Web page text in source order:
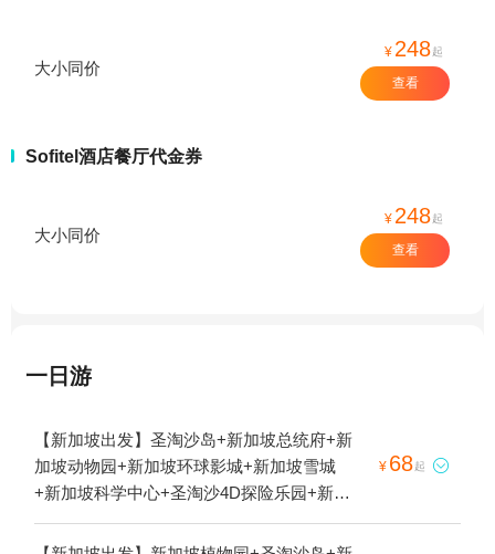
大小同价
¥ 248起
查看
Sofitel酒店餐厅代金券
大小同价
¥ 248起
查看
一日游
【新加坡出发】圣淘沙岛+新加坡总统府+新
加坡动物园+新加坡环球影城+新加坡雪城
+新加坡科学中心+圣淘沙4D探险乐园+新加
坡缆车+新加坡DFS环球免税店+圣淘沙4D魔
幻剧院（三合一）+圣淘沙名胜世界+新加坡
¥ 68起 